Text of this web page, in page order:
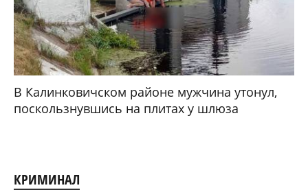
В Калинковичском районе мужчина утонул,
поскользнувшись на плитах у шлюза
КРИМИНАЛ